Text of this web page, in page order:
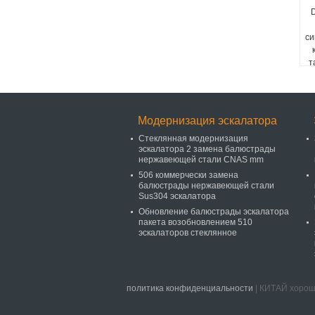
Модернизация эскалатора
Стеклянная модернизация
эскалатора 2 замена балюстрады
нержавеющей стали CNAS mm
506 коммерчески замена
балюстрады нержавеющей стали
Sus304 эскалатора
Обновление балюстрады эскалатора
пакета возобновлением 510
эскалаторов стеклянное
политика конфиденциальности | КИТАЙ